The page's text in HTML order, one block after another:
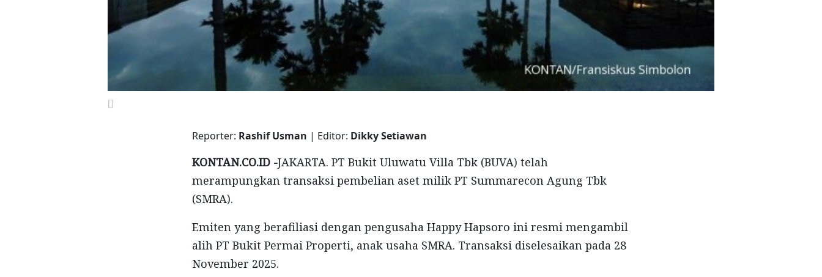
[]
Reporter: Rashif Usman | Editor: Dikky Setiawan
KONTAN.CO.ID -JAKARTA. PT Bukit Uluwatu Villa Tbk (BUVA) telah
merampungkan transaksi pembelian aset milik PT Summarecon Agung Tbk
(SMRA).
Emiten yang berafiliasi dengan pengusaha Happy Hapsoro ini resmi mengambil
alih PT Bukit Permai Properti, anak usaha SMRA. Transaksi diselesaikan pada 28
November 2025.